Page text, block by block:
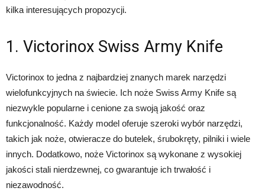
kilka interesujących propozycji.
1. Victorinox Swiss Army Knife
Victorinox to jedna z najbardziej znanych marek narzędzi
wielofunkcyjnych na świecie. Ich noże Swiss Army Knife są
niezwykle popularne i cenione za swoją jakość oraz
funkcjonalność. Każdy model oferuje szeroki wybór narzędzi,
takich jak noże, otwieracze do butelek, śrubokręty, pilniki i wiele
innych. Dodatkowo, noże Victorinox są wykonane z wysokiej
jakości stali nierdzewnej, co gwarantuje ich trwałość i
niezawodność.